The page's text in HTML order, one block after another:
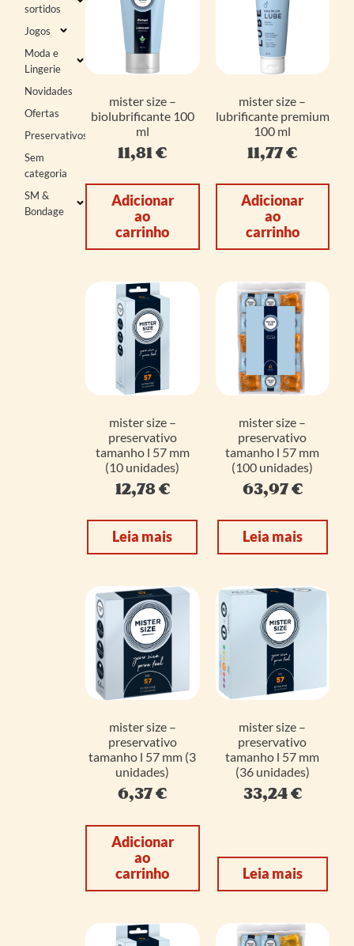
sortidos
Jogos
Moda e
Lingerie
Novidades
Ofertas
Preservativos
Sem
categoria
SM &
Bondage
mister size –
biolubrificante 100
ml
11,81€
Adicionar
ao
carrinho
mister size –
lubrificante premium
100 ml
11,77€
Adicionar
ao
carrinho
mister size –
preservativo
tamanho l 57 mm
(10 unidades)
12,78€
Leia mais
mister size –
preservativo
tamanho l 57 mm
(100 unidades)
63,97€
Leia mais
mister size –
preservativo
tamanho l 57 mm (3
unidades)
6,37€
Adicionar
ao
carrinho
mister size –
preservativo
tamanho l 57 mm
(36 unidades)
33,24€
Leia mais